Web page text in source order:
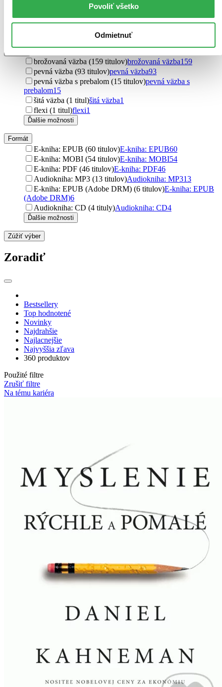
Povoliť všetko
Odmietnuť
Vermilion (3 tituly)Vermilion
Icon Books (3 tituly)Icon Books3
brožovaná väzba (159 titulov)brožovaná väzba159
pevná väzba (93 titulov)pevná väzba93
pevná väzba s prebalom (15 titulov)pevná väzba s
prebalom15
šitá väzba (1 titul)šitá väzba1
flexi (1 titul)flexi1
Ďalšie možnosti
Formát
E-kniha: EPUB (60 titulov)E-kniha: EPUB60
E-kniha: MOBI (54 titulov)E-kniha: MOBI54
E-kniha: PDF (46 titulov)E-kniha: PDF46
Audiokniha: MP3 (13 titulov)Audiokniha: MP313
E-kniha: EPUB (Adobe DRM) (6 titulov)E-kniha: EPUB
(Adobe DRM)6
Audiokniha: CD (4 tituly)Audiokniha: CD4
Ďalšie možnosti
Zúžiť výber
Zoradiť
Bestsellery
Top hodnotené
Novinky
Najdrahšie
Najlacnejšie
Najvyššia zľava
360 produktov
Použité filtre
Zrušiť filtre
Na tému kariéra